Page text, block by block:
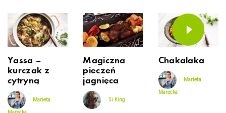
Yassa –
kurczak z
cytryną
Marieta
Magiczna
pieczeń
jagnięca
Si King
Chakalaka
Marieta
Marecka